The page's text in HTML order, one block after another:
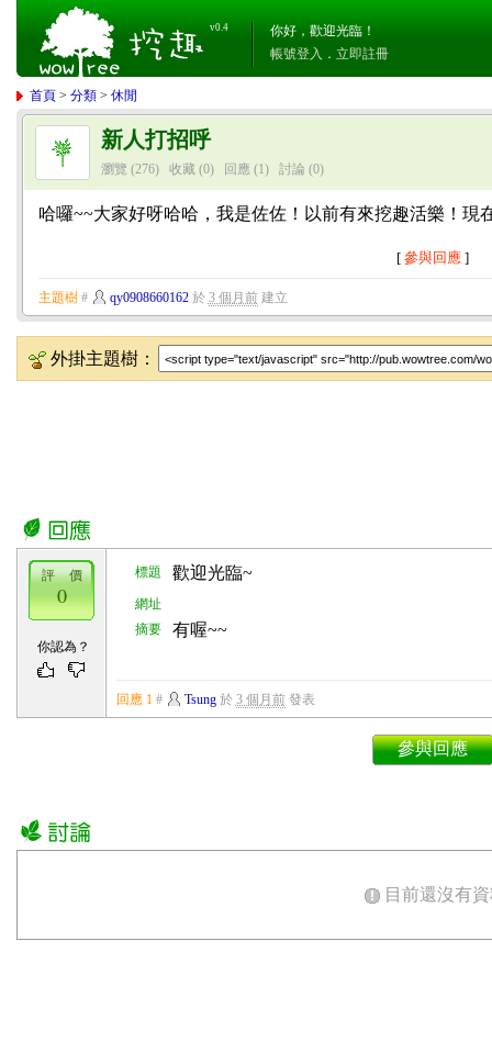
v0.4
你好，歡迎光臨！
帳號登入 ． 立即註冊
首頁 >分類 >休閒
新人打招呼
瀏覽 (276) 收藏 (0) 回應 (1) 討論 (0)
哈囉~~大家好呀哈哈，我是佐佐！以前有來挖趣活樂！現
[ 參與回應]
主題樹 # qy0908660162於 3 個月前建立
外掛主題樹：
標題 歡迎光臨~
網址
摘要
有喔~~
評 價
0
你認為？
回應 1 # Tsung於 3 個月前發表
參與回應
目前還沒有